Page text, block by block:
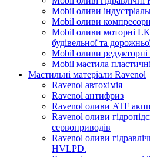
Mobil оливи
Mobil оливи
Mobil оливи моторні
будівельної та
Mobil оливи
Mobil мастила пластичні
Мастильні матеріали Ravenol
Ravenol автохімія
Ravenol антифриз
Ravenol оливи ATF акпп
Ravenol оливи
сервоприводів
Ravenol оливи
HVLPD.